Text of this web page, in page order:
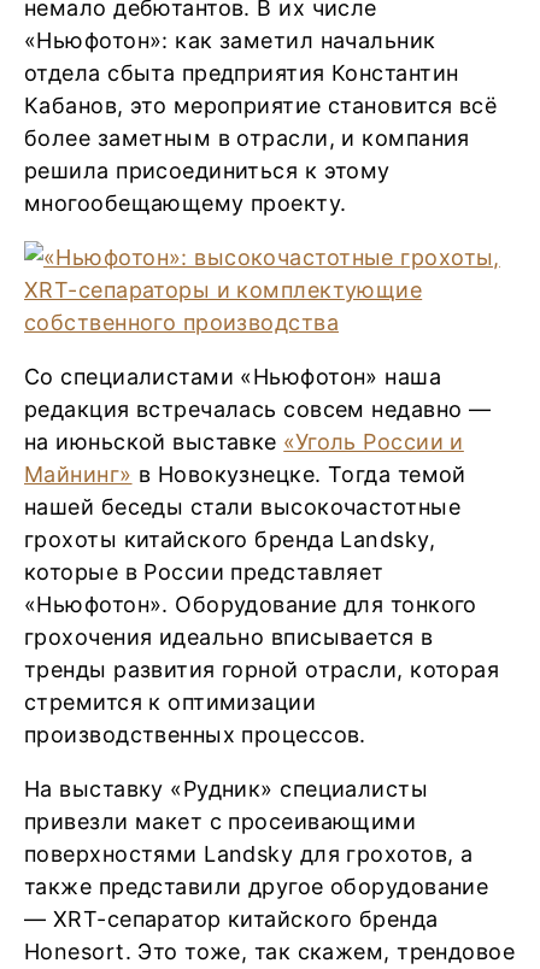
немало дебютантов. В их числе
«Ньюфотон»: как заметил начальник
отдела сбыта предприятия Константин
Кабанов, это мероприятие становится всё
более заметным в отрасли, и компания
решила присоединиться к этому
многообещающему проекту.
Со специалистами «Ньюфотон» наша
редакция встречалась совсем недавно —
на июньской выставке «Уголь России и
Майнинг» в Новокузнецке. Тогда темой
нашей беседы стали высокочастотные
грохоты китайского бренда Landsky,
которые в России представляет
«Ньюфотон». Оборудование для тонкого
грохочения идеально вписывается в
тренды развития горной отрасли, которая
стремится к оптимизации
производственных процессов.
На выставку «Рудник» специалисты
привезли макет с просеивающими
поверхностями Landsky для грохотов, а
также представили другое оборудование
— XRT-сепаратор китайского бренда
Honesort. Это тоже, так скажем, трендовое